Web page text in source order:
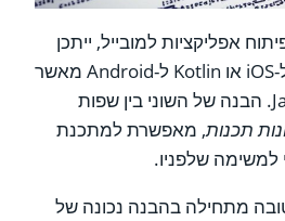
אפליקציות למובייל, ייתכן
שיעדיפו להשתמש בSwift ל-iOS או Kotlin ל-Android מאשר
בשפות כלליות יותר כמו Java. הבנה של השוני בין שפות
תכנות, מאפשרת למתכנת
למשימה שלפניו.
מתחילה בהבנה נכונה של